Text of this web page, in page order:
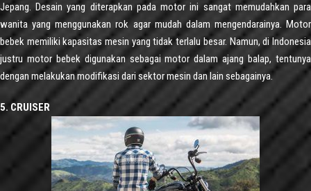
Jepang. Desain yang diterapkan pada motor ini sangat memudahkan para
wanita yang menggunakan rok agar mudah dalam mengendarainya. Motor
bebek memiliki kapasitas mesin yang tidak terlalu besar. Namun, di Indonesia
justru motor bebek digunakan sebagai motor dalam ajang balap, tentunya
dengan melakukan modifikasi dari sektor mesin dan lain sebagainya.
5. CRUISER